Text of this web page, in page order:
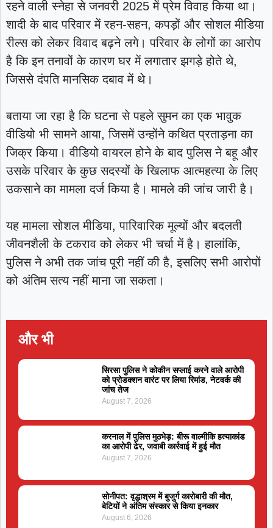
रहने वाली स्नेहा से जनवरी 2025 में प्रेम विवाह किया था।
शादी के बाद परिवार में रहन-सहन, कपड़ों और सोशल मीडिया
रील्स को लेकर विवाद बढ़ने लगे। परिवार के लोगों का आरोप
है कि इन तनावों के कारण घर में लगातार झगड़े होते थे,
जिससे दंपति मानसिक दबाव में थे।
बताया जा रहा है कि घटना से पहले सुमन का एक भावुक
वीडियो भी सामने आया, जिसमें उन्होंने कथित प्रताड़ना का
जिक्र किया। वीडियो वायरल होने के बाद पुलिस ने बहू और
उसके परिवार के कुछ सदस्यों के खिलाफ आत्महत्या के लिए
उकसाने का मामला दर्ज किया है। मामले की जांच जारी है।
यह मामला सोशल मीडिया, पारिवारिक मूल्यों और बदलती
जीवनशैली के टकराव को लेकर भी चर्चा में है। हालांकि,
पुलिस ने अभी तक जांच पूरी नहीं की है, इसलिए सभी आरोपों
को अंतिम सत्य नहीं माना जा सकता।
और भी
सिरसा पुलिस ने कोकीन सप्लाई करने वाले आरोपी
को प्रोडक्शन वारंट पर लिया रिमांड, नेटवर्क की
जांच तेज
August 7, 2026
करनाल में पुलिस मुठभेड़: बीरू वाल्मीकि हत्याकांड
का आरोपी ढेर, जवाबी कार्रवाई में हुई मौत
August 7, 2026
सोनीपत: वृद्धाश्रम में बुजुर्ग कारोबारी की मौत,
बेटियों ने अंतिम संस्कार से किया इनकार
August 6, 2026